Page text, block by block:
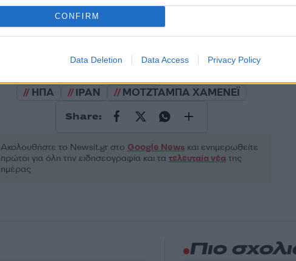
CONFIRM
Data Deletion Data Access Privacy Policy
Υποβολή σχολίου
ΗΠΑ
ΙΡΑΝ ΜΟΤΖΤΑΜΠΑ ΧΑΜΕΝΕΪ
Share:
Ακολουθήστε το Νewsit.gr στο Google Newsκαι ενημερωθείτε
πρώτοι για όλη την ειδησεογραφία και τα τελευταία νέατης
ημέρας
Πιο